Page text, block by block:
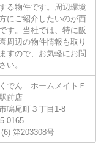
る物件です。周辺環境
にご紹介したいのが西
す。当社では、特に阪
周辺の物件情報も取り
すので、お気軽にお問
い。
でん ホームメイトＦ
前店
鳴尾町３丁目1-8
0165
第203308号